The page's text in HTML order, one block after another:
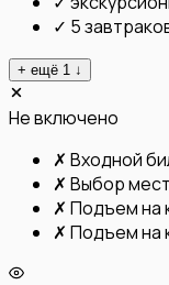
✓ 5
+ ещё 1 ↓
Не включено
✗ Входной
✗ Выбор
✗ Подъем на
✗ Подъем на